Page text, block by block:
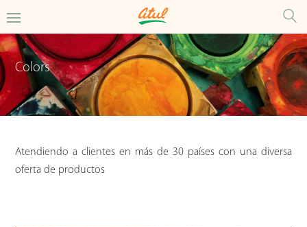
Colors
Atendiendo a clientes en más de 30 países con una diversa
oferta de productos